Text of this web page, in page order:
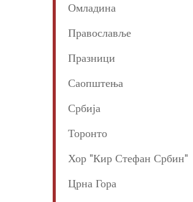
Омладина
Православље
Празници
Саопштења
Србија
Торонто
Хор "Кир Стефан Србин"
Црна Гора